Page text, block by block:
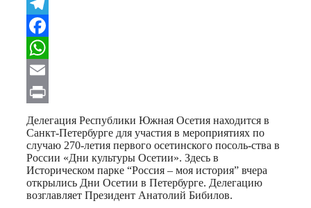
VK
Telegram
Facebook
WhatsApp
Email
Print
Делегация Республики Южная Осетия находится в
Санкт-Петербурге для участия в мероприятиях по
случаю 270-летия первого осетинского посоль-ства в
России «Дни культуры Осетии». Здесь в
Историческом парке “Россия – моя история” вчера
открылись Дни Осетии в Петербурге. Делегацию
возглавляет Президент Анатолий Бибилов.